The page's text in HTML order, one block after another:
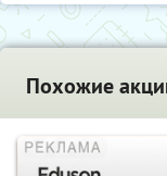
Похожие